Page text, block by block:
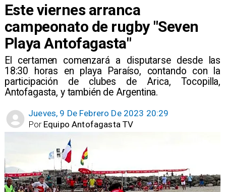
Este viernes arranca
campeonato de rugby "Seven
Playa Antofagasta"
El certamen comenzará a disputarse desde las
18:30 horas en playa Paraíso, contando con la
participación de clubes de Arica, Tocopilla,
Antofagasta, y también de Argentina.
Jueves, 9 De Febrero De 2023 20:29
Equipo Antofagasta TV
Por